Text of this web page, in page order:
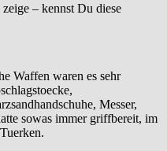
– kennst Du diese
Waffen waren es sehr
Messer,
sowas immer griffbereit, im